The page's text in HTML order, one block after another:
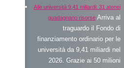
Alle università 9,41 miliardi: 31 atenei
guadagnano risorse Arriva al
traguardo il Fondo di
finanziamento ordinario per le
università da 9,41 miliardi nel
2026. Grazie ai 50 milioni